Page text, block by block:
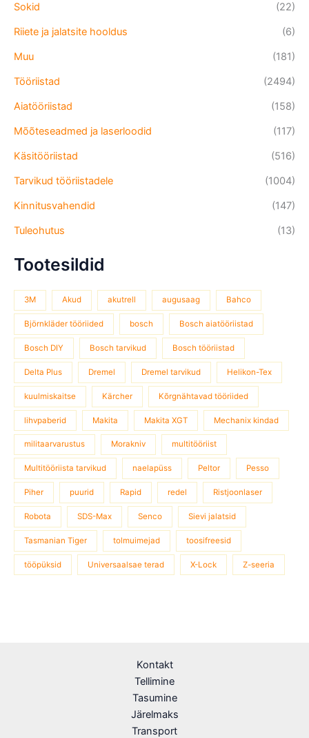
Sokid
(22)
Riiete ja jalatsite hooldus
(6)
Muu
(181)
Tööriistad
(2494)
Aiatööriistad
(158)
Mõõteseadmed ja laserloodid
(117)
Käsitööriistad
(516)
Tarvikud tööriistadele
(1004)
Kinnitusvahendid
(147)
Tuleohutus
(13)
Tootesildid
3M Akud akutrell augusaag Bahco
Björnkläder tööriided bosch Bosch aiatööriistad
Bosch DIY Bosch tarvikud Bosch tööriistad
Delta Plus Dremel Dremel tarvikud Helikon-Tex
kuulmiskaitse Kärcher Kõrgnähtavad tööriided
lihvpaberid Makita Makita XGT Mechanix kindad
militaarvarustus Morakniv multitööriist
Multitööriista tarvikud naelapüss Peltor Pesso
Piher puurid Rapid redel Ristjoonlaser
Robota SDS-Max Senco Sievi jalatsid
Tasmanian Tiger tolmuimejad toosifreesid
tööpüksid Universaalsae terad X-Lock Z-seeria
Kontakt
Tellimine
Tasumine
Järelmaks
Transport